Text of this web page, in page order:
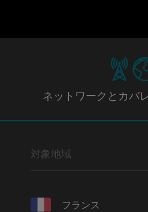
ネットワークとカバ
対象地域
フランス